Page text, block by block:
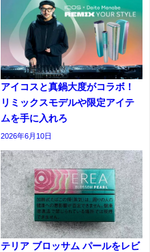
アイコスと真鍋大度がコラボ！
リミックスモデルや限定アイテ
ムを手に入れろ
2026年6月10日
テリア ブロッサム パールをレビ